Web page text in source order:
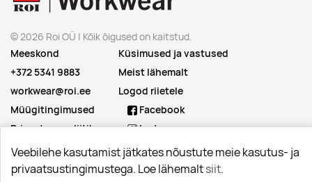
© 2026 Roi OÜ | Kõik õigused on kaitstud.
Meeskond
+372 5341 9883
workwear@roi.ee
Küsimused ja vastused
Meist lähemalt
Logod riietele
Müügitingimused
Privaatsuspoliitika
Facebook
Instagram
Linkedin
Veebilehe kasutamist jätkates nõustute meie kasutus- ja
privaatsustingimustega. Loe lähemaltsiit.